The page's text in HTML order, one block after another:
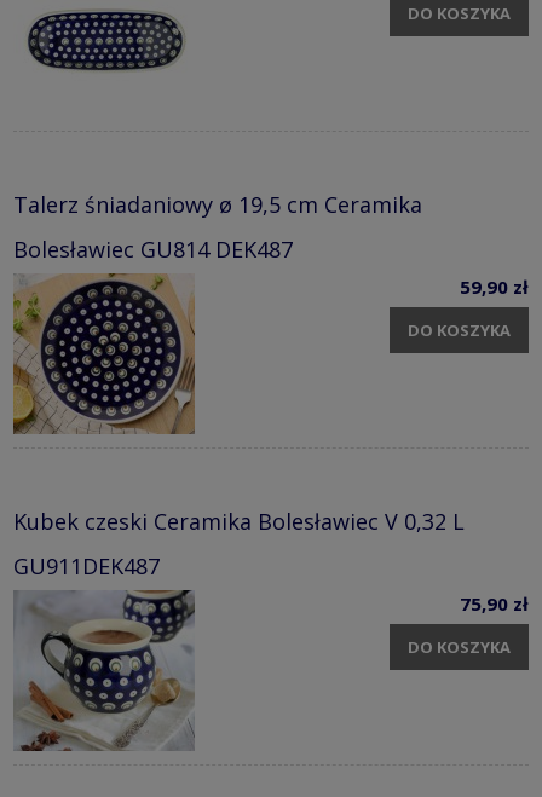
DO KOSZYKA
Talerz śniadaniowy ø 19,5 cm Ceramika
Bolesławiec GU814 DEK487
59,90 zł
DO KOSZYKA
Kubek czeski Ceramika Bolesławiec V 0,32 L
GU911DEK487
75,90 zł
DO KOSZYKA